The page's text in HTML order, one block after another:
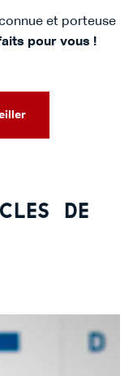
et porteuse
pour vous !
de